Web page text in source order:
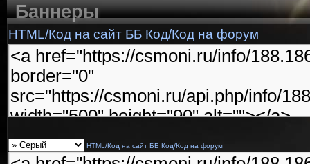
Баннеры
HTML/Код на сайт ББ Код/Код на форум
HTML/Код на сайт ББ Код/Код на форум